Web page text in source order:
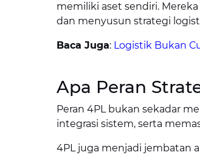
memiliki aset sendiri.
dan menyusun strategi
Baca Juga: Logistik Bukan
Apa Peran
Peran 4PL bukan sekadar
integrasi sistem, serta
4PL juga menjadi jembatan